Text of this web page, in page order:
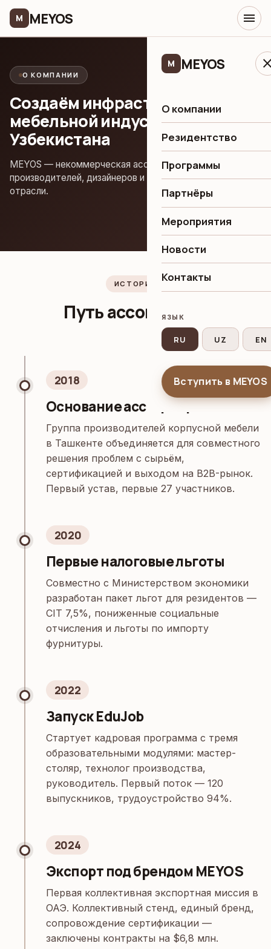
M MEYOS menu
M MEYOS
О компании
Резидентство
Программы
Партнёры
Мероприятия
Новости
Контакты
ЯЗЫК
RU UZ EN
Вступить в MEYOS
О КОМПАНИИ
Создаём инфраструктуру
мебельной индустрии
Узбекистана
MEYOS — некоммерческая ассоциация, объединяющая
производителей, дизайнеров и поставщиков мебельной
отрасли.
ИСТОРИЯ
Путь ассоциации
2018
Основание ассоциации
Группа производителей корпусной мебели
в Ташкенте объединяется для совместного
решения проблем с сырьём,
сертификацией и выходом на B2B-рынок.
Первый устав, первые 27 участников.
2020
Первые налоговые льготы
Совместно с Министерством экономики
разработан пакет льгот для резидентов —
CIT 7,5%, пониженные социальные
отчисления и льготы по импорту
фурнитуры.
2022
Запуск EduJob
Стартует кадровая программа с тремя
образовательными модулями: мастер-
столяр, технолог производства,
руководитель. Первый поток — 120
выпускников, трудоустройство 94%.
2024
Экспорт под брендом MEYOS
Первая коллективная экспортная миссия в
ОАЭ. Коллективный стенд, единый бренд,
сопровождение сертификации —
заключены контракты на $6,8 млн.